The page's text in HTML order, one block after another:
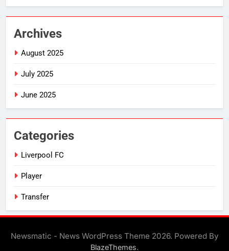
Archives
August 2025
July 2025
June 2025
Categories
Liverpool FC
Player
Transfer
Newsmatic - News WordPress Theme 2026. Powered By
BlazeThemes.